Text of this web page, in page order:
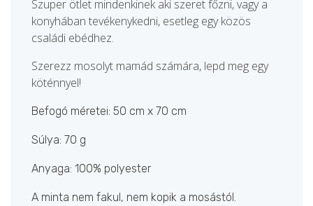
Szuper ötlet mindenkinek aki szeret főzni, vagy a
konyhában tevékenykedni, esetleg egy közös
családi ebédhez.
Szerezz mosolyt mamád számára, lepd meg egy
köténnyel!
Befogó méretei: 50 cm x 70 cm
Súlya: 70 g
Anyaga: 100% polyester
A minta nem fakul, nem kopik a mosástól.